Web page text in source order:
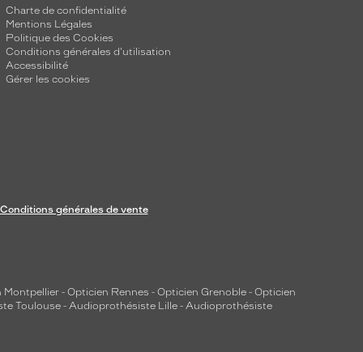
Charte de confidentialité
Mentions Légales
Politique des Cookies
Conditions générales d'utilisation
Accessibilité
Gérer les cookies
Conditions générales de vente
Montpellier - Opticien Rennes - Opticien Grenoble - Opticien
Toulouse - Audioprothésiste Lille - Audioprothésiste